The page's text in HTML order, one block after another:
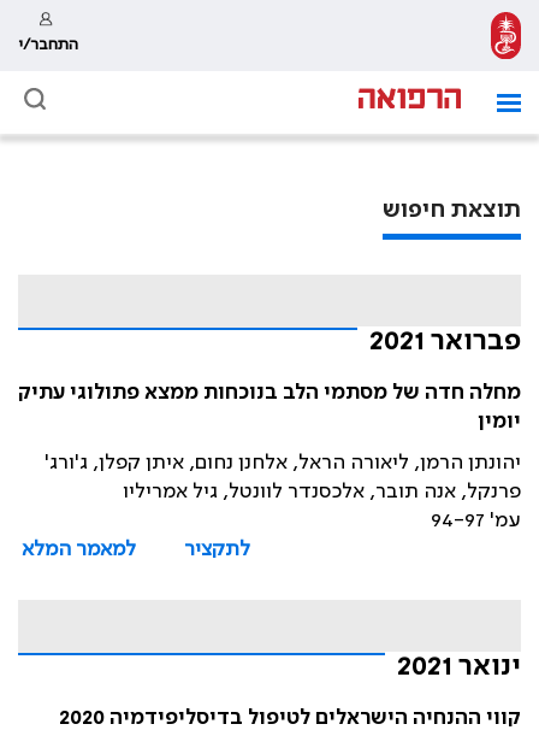
התחבר/י
תוצאת חיפוש
פברואר 2021
מחלה חדה של מסתמי הלב בנוכחות ממצא פתולוגי עתיק
יומין
יהונתן הרמן, ליאורה הראל, אלחנן נחום, איתן קפלן, ג'ורג'
פרנקל, אנה תובר, אלכסנדר לוונטל, גיל אמריליו
עמ' 94-97
לתקציר
למאמר המלא
ינואר 2021
קווי ההנחיה הישראלים לטיפול בדיסליפידמיה 2020